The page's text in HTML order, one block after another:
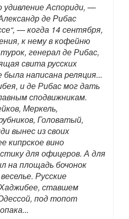
удивление Аспориди, —
де Рибас
— когда 14 сентября,
к нему в кофейню
генерал де Рибас,
свита русских
написана реляция...
и де Рибас мог дать
сподвижникам.
Меркель,
Головатый,
вынес из своих
кипрское вино
для офицеров. А для
на площадь бочонок
Русские
ставшем
под топот